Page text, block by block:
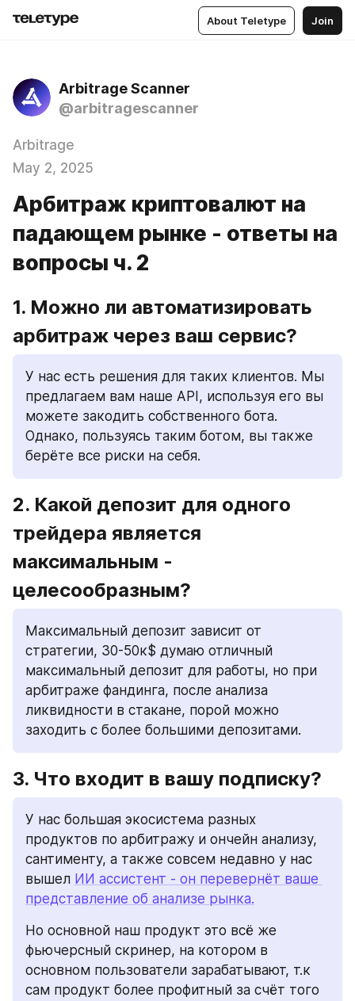
About Teletype Join
Arbitrage Scanner
@arbitragescanner
Arbitrage
May 2, 2025
Арбитраж криптовалют на
падающем рынке - ответы на
вопросы ч. 2
1. Можно ли автоматизировать
арбитраж через ваш сервис?
У нас есть решения для таких клиентов. Мы
предлагаем вам наше API, используя его вы
можете закодить собственного бота.
Однако, пользуясь таким ботом, вы также
берёте все риски на себя.
2. Какой депозит для одного
трейдера является
максимальным -
целесообразным?
Максимальный депозит зависит от
стратегии, 30-50к$ думаю отличный
максимальный депозит для работы, но при
арбитраже фандинга, после анализа
ликвидности в стакане, порой можно
заходить с более большими депозитами.
3. Что входит в вашу подписку?
У нас большая экосистема разных
продуктов по арбитражу и ончейн анализу,
сантименту, а также совсем недавно у нас
вышел ИИ ассистент - он перевернёт ваше
представление об анализе рынка.
Но основной наш продукт это всё же
фьючерсный скринер, на котором в
основном пользователи зарабатывают, т.к
сам продукт более профитный за счёт того